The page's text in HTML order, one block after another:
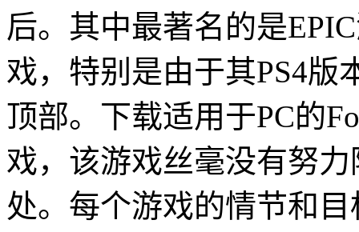
后。其中最著名的是
戏，特别是由于其PS4版
顶部。下载适用于PC的
戏，该游戏丝毫没有努
处。每个游戏的情节和